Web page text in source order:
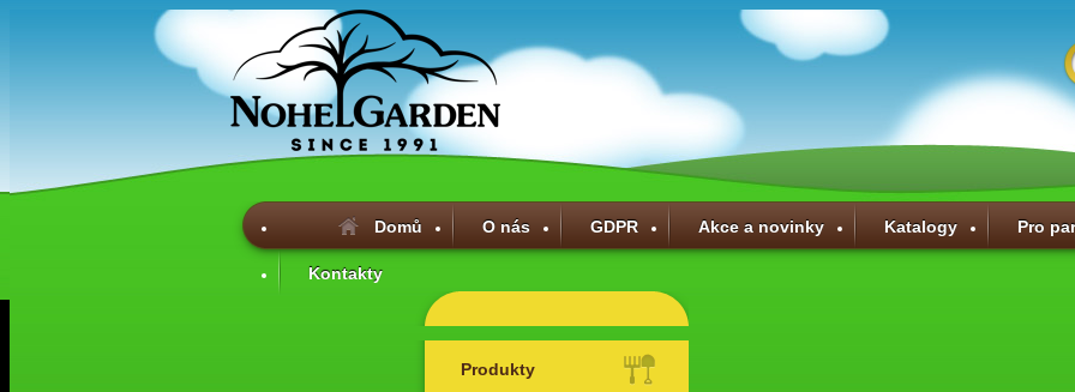
Domů O nás GDPR Akce a novinky Katalogy Pro
Kontakty
Produkty